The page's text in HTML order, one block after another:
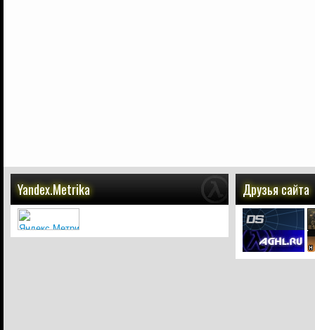
Yandex.Metrika Друзья сайта